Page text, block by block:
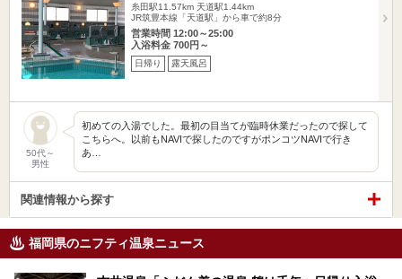
糸田駅11.57km 天道駅1.44km
JR筑豊本線「天道駅」から車で約8分
営業時間 12:00～25:00
入浴料金 700円～
日帰り 露天風呂
50代～
男性
初めての入湯でした。最初の目当てが臨時休業だったので探して
こちらへ。以前もNAVIで探したのですがポンコツNAVIで行き
あ…
関連情報から探す
福岡県のニフティ温泉ニュース